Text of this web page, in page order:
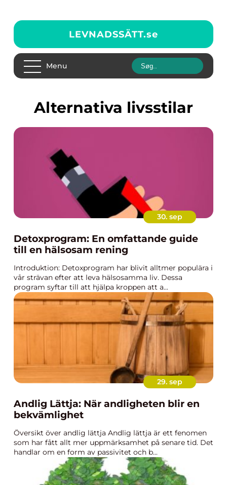
LEVNADSSÄTT.se
Menu
Alternativa livsstilar
30. sep
Detoxprogram: En omfattande guide
till en hälsosam rening
Introduktion: Detoxprogram har blivit alltmer populära i
vår strävan efter att leva hälsosamma liv. Dessa
program syftar till att hjälpa kroppen att a...
29. sep
Andlig Lättja: När andligheten blir en
bekvämlighet
Översikt över andlig lättja Andlig lättja är ett fenomen
som har fått allt mer uppmärksamhet på senare tid. Det
handlar om en form av passivitet och b...